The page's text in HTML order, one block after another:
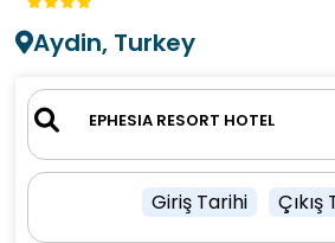
Aydin, Turkey
Giriş Tarihi Çıkış